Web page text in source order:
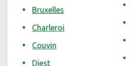
Bruxelles
Charleroi
Couvin
Diest